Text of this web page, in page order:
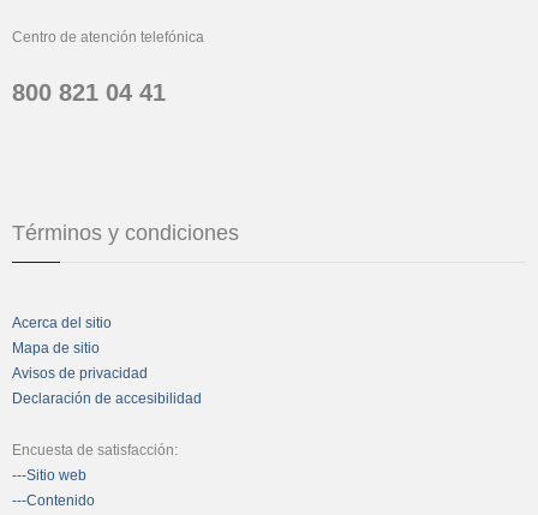
Centro de atención telefónica
800 821 04 41
Términos y condiciones
Acerca del sitio
Mapa de sitio
Avisos de privacidad
Declaración de accesibilidad
Encuesta de satisfacción:
---Sitio web
---Contenido